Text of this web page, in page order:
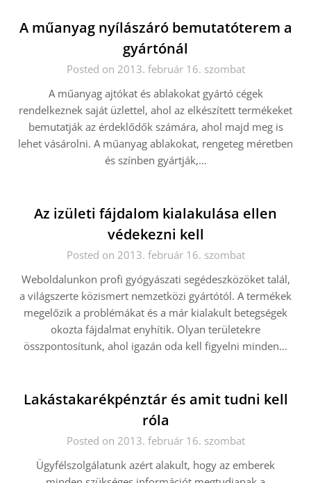
A műanyag nyílászáró bemutatóterem a
gyártónál
Posted on 2013. február 16. szombat
A műanyag ajtókat és ablakokat gyártó cégek
rendelkeznek saját üzlettel, ahol az elkészített termékeket
bemutatják az érdeklődők számára, ahol majd meg is
lehet vásárolni. A műanyag ablakokat, rengeteg méretben
és színben gyártják,…
Az izületi fájdalom kialakulása ellen
védekezni kell
Posted on 2013. február 16. szombat
Weboldalunkon profi gyógyászati segédeszközöket talál,
a világszerte közismert nemzetközi gyártótól. A termékek
megelőzik a problémákat és a már kialakult betegségek
okozta fájdalmat enyhítik. Olyan területekre
összpontosítunk, ahol igazán oda kell figyelni minden…
Lakástakarékpénztár és amit tudni kell
róla
Posted on 2013. február 16. szombat
Ügyfélszolgálatunk azért alakult, hogy az emberek